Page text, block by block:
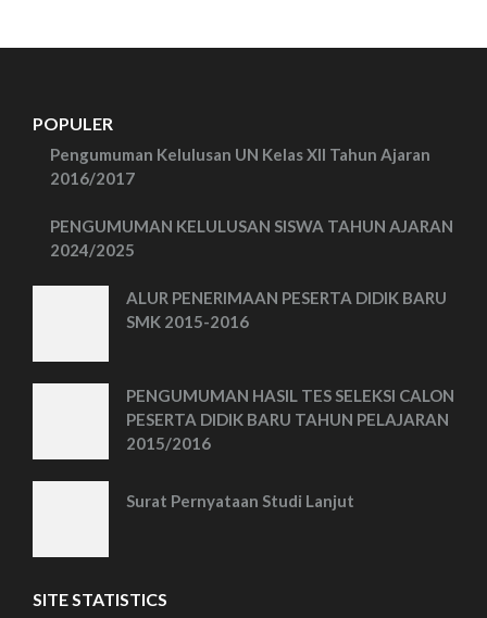
POPULER
Pengumuman Kelulusan UN Kelas XII Tahun Ajaran
2016/2017
PENGUMUMAN KELULUSAN SISWA TAHUN AJARAN
2024/2025
ALUR PENERIMAAN PESERTA DIDIK BARU
SMK 2015-2016
PENGUMUMAN HASIL TES SELEKSI CALON
PESERTA DIDIK BARU TAHUN PELAJARAN
2015/2016
Surat Pernyataan Studi Lanjut
SITE STATISTICS